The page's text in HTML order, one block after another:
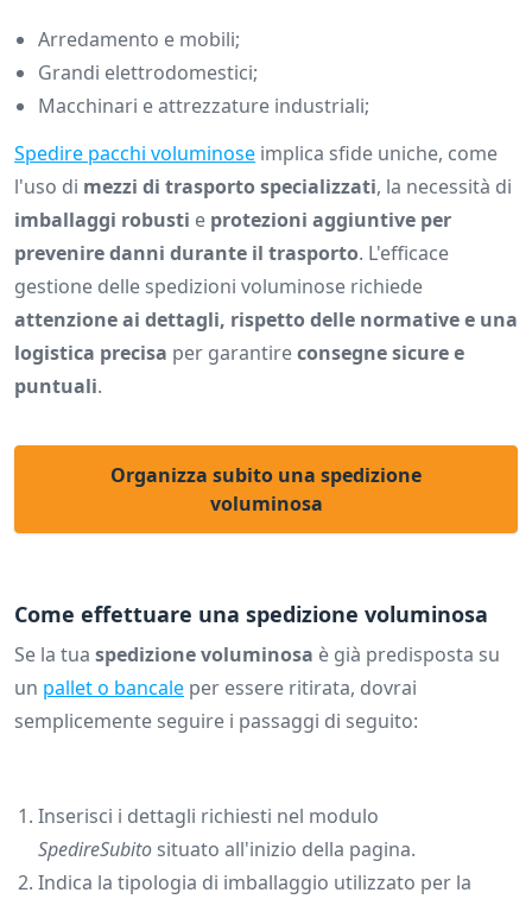
Arredamento e mobili;
Grandi elettrodomestici;
Macchinari e attrezzature industriali;
Spedire pacchi voluminose implica sfide uniche, come
l'uso di mezzi di trasporto specializzati, la necessità di
imballaggi robusti e protezioni aggiuntive per
prevenire danni durante il trasporto. L'efficace
gestione delle spedizioni voluminose richiede
attenzione ai dettagli, rispetto delle normative e una
logistica precisa per garantireconsegne sicure e
puntuali.
Organizza subito una spedizione
voluminosa
Come effettuare una spedizione voluminosa
Se la tua spedizione voluminosa è già predisposta su
un pallet o bancale per essere ritirata, dovrai
semplicemente seguire i passaggi di seguito:
Inserisci i dettagli richiesti nel modulo
SpedireSubito situato all'inizio della pagina.
Indica la tipologia di imballaggio utilizzato per la